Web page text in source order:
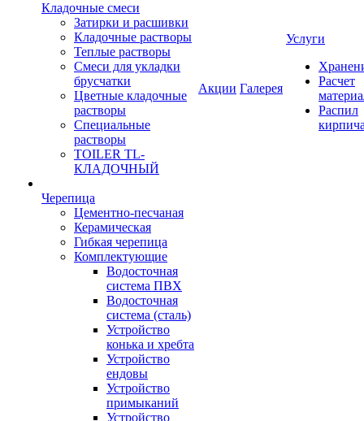
Кладочные смеси
Затирки и расшивки
Кладочные растворы
Теплые растворы
Смеси для укладки
брусчатки
Цветные кладочные
растворы
Специальные
растворы
TOILER TL-
КЛАДОЧНЫЙ
Черепица
Цементно-песчаная
Керамическая
Гибкая черепица
Комплектующие
Водосточная
система ПВХ
Водосточная
система (сталь)
Устройство
конька и хребта
Устройство
ендовы
Устройство
примыканий
Устройство
Акции Галерея
Услуги
Расчет
Распил